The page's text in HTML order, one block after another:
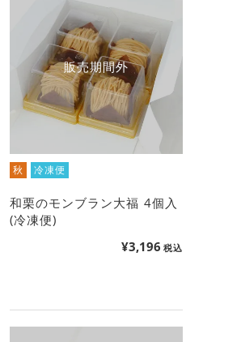
販売期間外
秋 冷凍便
和栗のモンブラン大福 4個入
(冷凍便)
¥3,196 税込